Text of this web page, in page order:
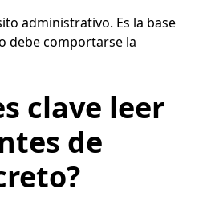
administrativo. Es la base
debe comportarse la
clave leer
de